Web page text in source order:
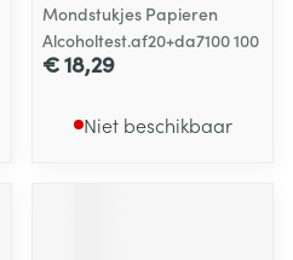
Mondstukjes Papieren
Alcoholtest.af20+da7100 100
€ 18,29
Niet beschikbaar